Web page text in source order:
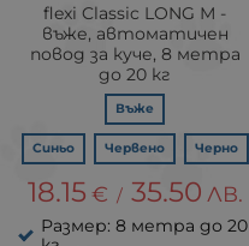
flexi Classic LONG М -
въже, автоматичен
повод за куче, 8 метра
до 20 кг
Въже
Синьо Червено Черно
18.15 € / 35.50 ЛВ.
Размер: 8 метра до 20